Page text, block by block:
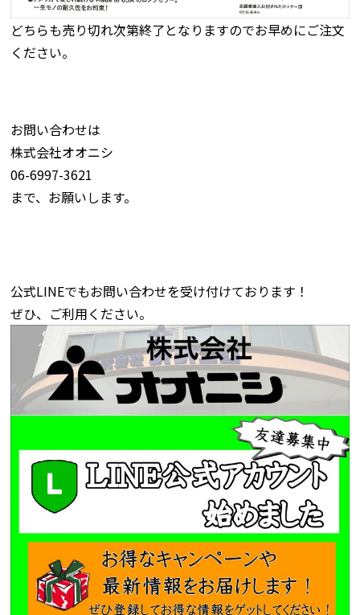
どちらも売り切れ次第終了となりますのでお早めにご注文
ください。
お問い合わせは
株式会社オオニシ
06-6997-3621
まで、お願いします。
公式LINEでもお問い合わせを受け付けております！
ぜひ、ご利用ください。